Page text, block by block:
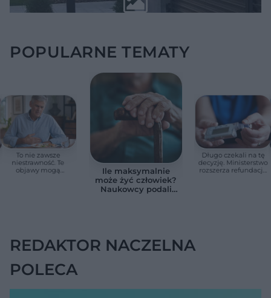
POPULARNE TEMATY
To nie zawsze
niestrawność. Te
objawy mogą
Ile maksymalnie
może żyć człowiek?
Naukowcy podali
Długo czekali na tę
decyzję. Ministerstwo
rozszerza refundację
REDAKTOR NACZELNA
POLECA